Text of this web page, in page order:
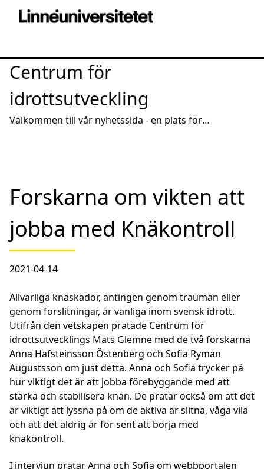
Centrum för
idrottsutveckling
Välkommen till vår nyhetssida - en plats för
Forskarna om vikten att
jobba med Knäkontroll
2021-04-14
Allvarliga knäskador, antingen genom trauman eller
genom förslitningar, är vanliga inom svensk idrott.
Utifrån den vetskapen pratade Centrum för
idrottsutvecklings Mats Glemne med de två forskarna
Anna Hafsteinsson Östenberg och Sofia Ryman
Augustsson om just detta. Anna och Sofia trycker på
hur viktigt det är att jobba förebyggande med att
stärka och stabilisera knän. De pratar också om att det
är viktigt att lyssna på om de aktiva är slitna, våga vila
och att det aldrig är för sent att börja med
knäkontroll.
I intervjun pratar Anna och Sofia om webbportalen